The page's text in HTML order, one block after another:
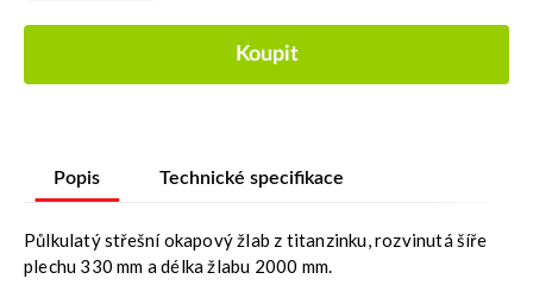
Koupit
Popis Technické specifikace
Půlkulatý střešní okapový žlab z titanzinku, rozvinutá šíře
plechu 330 mm a délka žlabu 2000 mm.